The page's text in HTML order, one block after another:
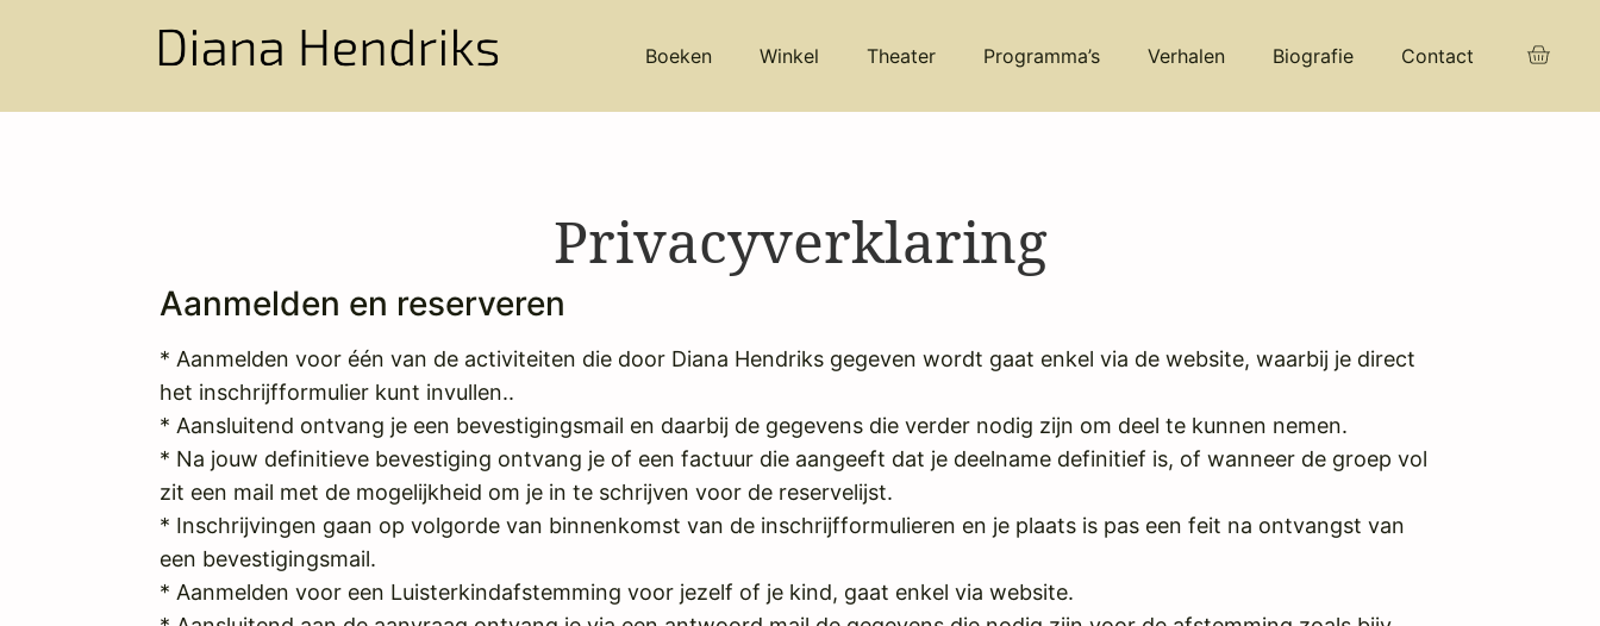
Boeken Winkel Theater Programma’s Verhalen Biografie Contact
Privacyverklaring
Aanmelden en reserveren
* Aanmelden voor één van de activiteiten die door Diana Hendriks gegeven wordt gaat enkel via de website, waarbij je direct
het inschrijfformulier kunt invullen..
* Aansluitend ontvang je een bevestigingsmail en daarbij de gegevens die verder nodig zijn om deel te kunnen nemen.
* Na jouw definitieve bevestiging ontvang je of een factuur die aangeeft dat je deelname definitief is, of wanneer de groep vol
zit een mail met de mogelijkheid om je in te schrijven voor de reservelijst.
* Inschrijvingen gaan op volgorde van binnenkomst van de inschrijfformulieren en je plaats is pas een feit na ontvangst van
een bevestigingsmail.
* Aanmelden voor een Luisterkindafstemming voor jezelf of je kind, gaat enkel via website.